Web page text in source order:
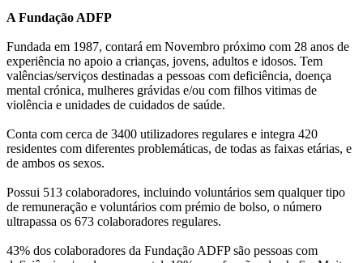
A Fundação ADFP
Fundada em 1987, contará em Novembro próximo com 28 anos de
experiência no apoio a crianças, jovens, adultos e idosos. Tem
valências/serviços destinadas a pessoas com deficiência, doença
mental crónica, mulheres grávidas e/ou com filhos vitimas de
violência e unidades de cuidados de saúde.
Conta com cerca de 3400 utilizadores regulares e integra 420
residentes com diferentes problemáticas, de todas as faixas etárias, e
de ambos os sexos.
Possui 513 colaboradores, incluindo voluntários sem qualquer tipo
de remuneração e voluntários com prémio de bolso, o número
ultrapassa os 673 colaboradores regulares.
43% dos colaboradores da Fundação ADFP são pessoas com